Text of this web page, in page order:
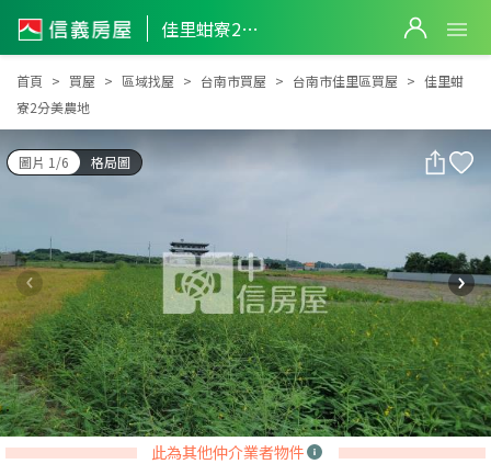
佳里蚶寮2分美農地
佳里蚶寮2分美農地
首頁 買屋 區域找屋 台南市買屋 台南市佳里區買屋
佳里蚶
寮2分美農地
圖片 1/6 格局圖
此為其他仲介業者物件